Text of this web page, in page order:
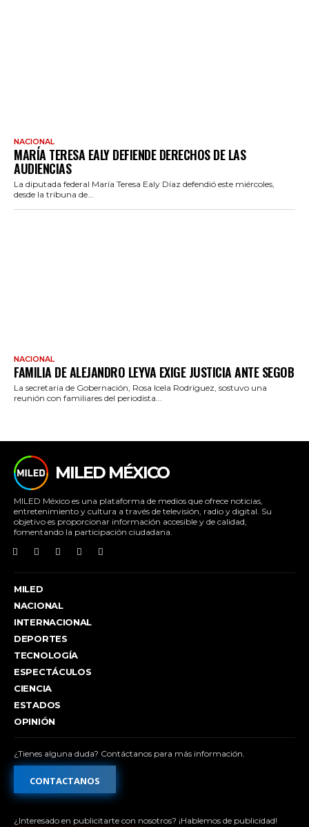
NACIONAL
MARÍA TERESA EALY DEFIENDE DERECHOS DE LAS
AUDIENCIAS
La diputada federal María Teresa Ealy Díaz defendió este miércoles,
desde la tribuna de...
NACIONAL
FAMILIA DE ALEJANDRO LEYVA EXIGE JUSTICIA ANTE SEGOB
La secretaria de Gobernación, Rosa Icela Rodríguez, sostuvo una
reunión con familiares del periodista...
MILED MÉXICO
MILED México es una plataforma de medios que ofrece noticias,
entretenimiento y cultura a través de televisión, radio y digital. Su
objetivo es proporcionar información accesible y de calidad,
fomentando la participación ciudadana.
MILED
NACIONAL
INTERNACIONAL
DEPORTES
TECNOLOGÍA
ESPECTÁCULOS
CIENCIA
ESTADOS
OPINIÓN
¿Tienes alguna duda? Contáctanos para más información.
CONTACTANOS
¿Interesado en publicitarte con nosotros? ¡Hablemos de publicidad!